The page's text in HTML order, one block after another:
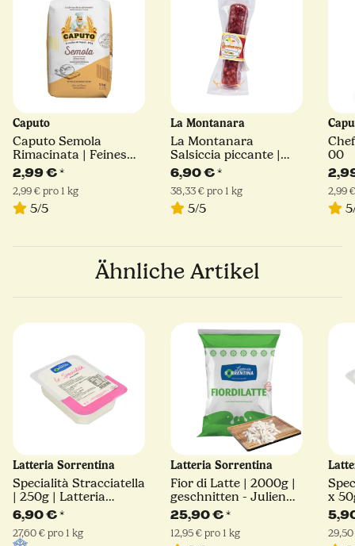
Caputo
Caputo Semola
Rimacinata | Feines
Hartweizengrieß | 1kg
2,99 €*
2,99 € pro 1 kg
5/5
La Montanara
La Montanara
Salsiccia piccante |
180 g
6,90 €*
38,33 € pro 1 kg
5/5
00
2,99
Ähnliche Artikel
Latteria Sorrentina
Specialità Stracciatella
| 250g | Latteria
Sorrentina
6,90 €*
27,60 € pro 1 kg
Latteria Sorrentina
Fior di Latte | 2000g |
geschnitten - Julienne
Schnitt | Latteria
Sorrentina
25,90 €*
12,95 € pro 1 kg
x